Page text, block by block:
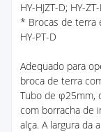
HY-HJZT-D; HY-
* Brocas de terra
HY-PT-D
Adequado para
broca de terra
Tubo de φ25mm,
com borracha de
alça. A largura da